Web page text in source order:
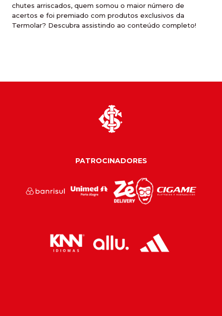
chutes arriscados, quem somou o maior número de
acertos e foi premiado com produtos exclusivos da
Termolar? Descubra assistindo ao conteúdo completo!
PATROCINADORES